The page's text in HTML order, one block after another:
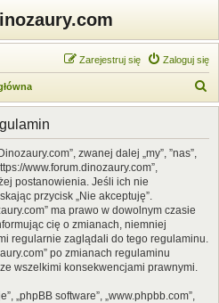
Zaloguj się
Zarejestruj się
z
zwanej dalej „my”, ”nas”,
www.forum.dinozaury.com”,
postanowienia. Jeśli ich nie
przycisk „Nie akceptuję”.
ma prawo w dowolnym czasie
cię o zmianach, niemniej
regularnie zaglądali do tego regulaminu.
po zmianach regulaminu
wszelkimi konsekwencjami prawnymi.
„phpBB software”, „www.phpbb.com”,